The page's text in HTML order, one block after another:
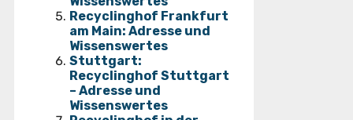
Recyclinghof Frankfurt
am Main: Adresse und
Wissenswertes
Stuttgart:
Recyclinghof Stuttgart
– Adresse und
Wissenswertes